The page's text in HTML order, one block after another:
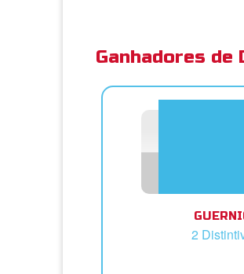
Ganhadores
2